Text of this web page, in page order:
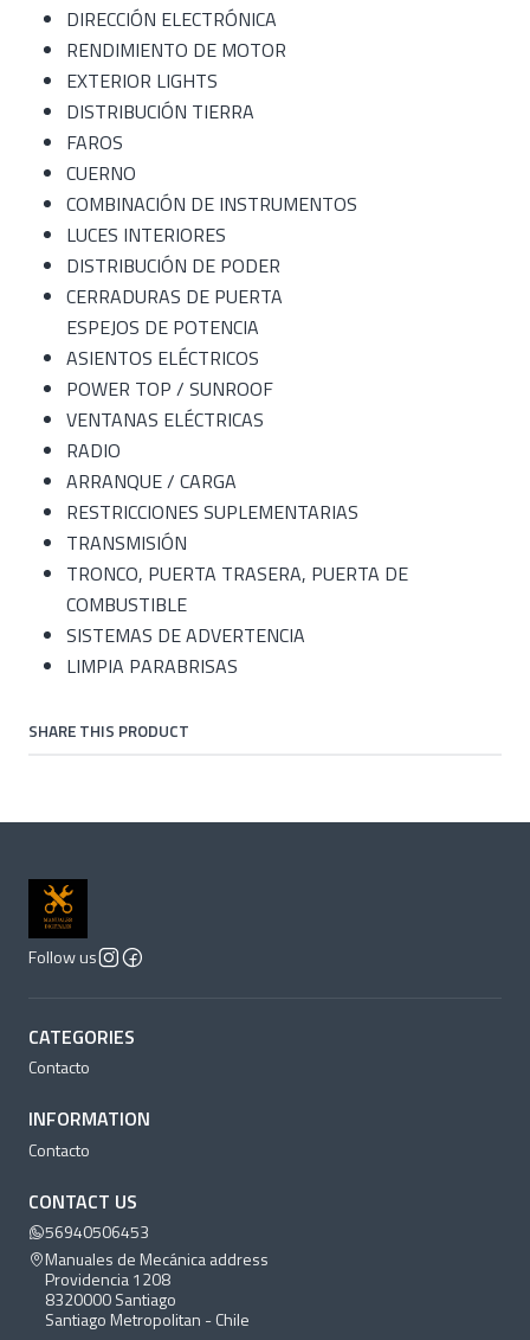
DIRECCIÓN ELECTRÓNICA
RENDIMIENTO DE MOTOR
EXTERIOR LIGHTS
DISTRIBUCIÓN TIERRA
FAROS
CUERNO
COMBINACIÓN DE INSTRUMENTOS
LUCES INTERIORES
DISTRIBUCIÓN DE PODER
CERRADURAS DE PUERTA
ESPEJOS DE POTENCIA
ASIENTOS ELÉCTRICOS
POWER TOP / SUNROOF
VENTANAS ELÉCTRICAS
RADIO
ARRANQUE / CARGA
RESTRICCIONES SUPLEMENTARIAS
TRANSMISIÓN
TRONCO, PUERTA TRASERA, PUERTA DE
COMBUSTIBLE
SISTEMAS DE ADVERTENCIA
LIMPIA PARABRISAS
SHARE THIS PRODUCT
Follow us
CATEGORIES
Contacto
INFORMATION
Contacto
CONTACT US
56940506453
Manuales de Mecánica address
Providencia 1208
8320000 Santiago
Santiago Metropolitan - Chile